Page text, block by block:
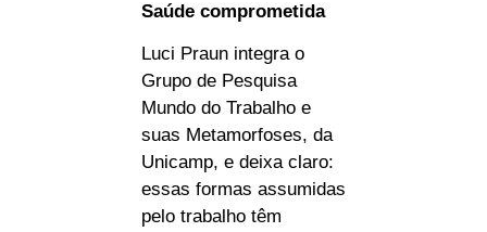
Saúde comprometida
Luci Praun integra o
Grupo de Pesquisa
Mundo do Trabalho e
suas Metamorfoses, da
Unicamp, e deixa claro:
essas formas assumidas
pelo trabalho têm